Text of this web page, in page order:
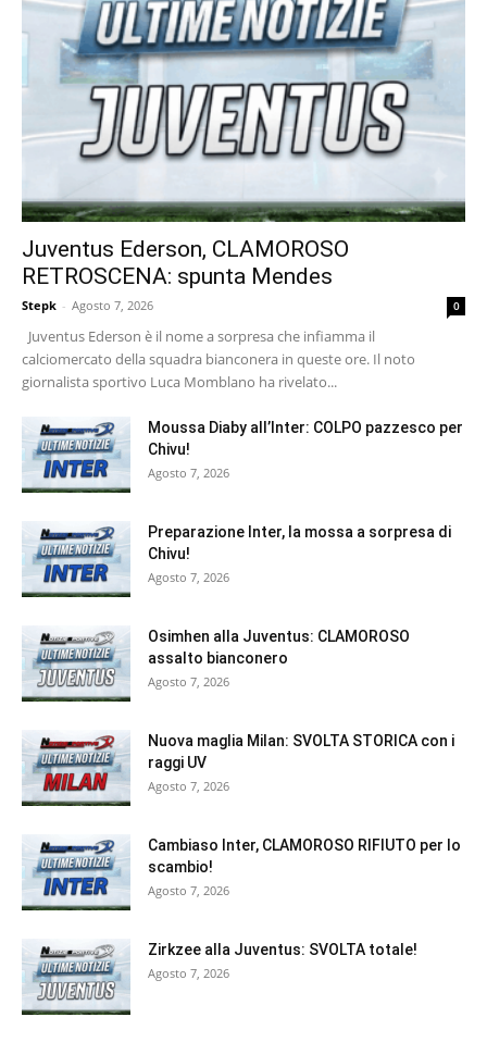
Juventus Ederson, CLAMOROSO
RETROSCENA: spunta Mendes
Stepk - Agosto 7, 2026 0
Juventus Ederson è il nome a sorpresa che infiamma il
calciomercato della squadra bianconera in queste ore. Il noto
giornalista sportivo Luca Momblano ha rivelato...
Moussa Diaby all’Inter: COLPO pazzesco per
Chivu!
Agosto 7, 2026
Preparazione Inter, la mossa a sorpresa di
Chivu!
Agosto 7, 2026
Osimhen alla Juventus: CLAMOROSO
assalto bianconero
Agosto 7, 2026
Nuova maglia Milan: SVOLTA STORICA con i
raggi UV
Agosto 7, 2026
Cambiaso Inter, CLAMOROSO RIFIUTO per lo
scambio!
Agosto 7, 2026
Zirkzee alla Juventus: SVOLTA totale!
Agosto 7, 2026